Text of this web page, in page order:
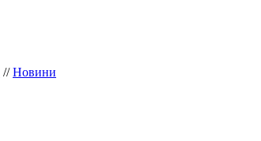
//Новини